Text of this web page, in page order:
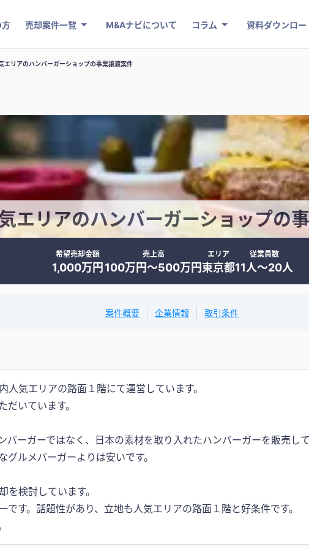
方 売却案件一覧 M&Aナビについて コラム 資料ダウンロー
エリアのハンバーガーショップの事業譲渡案件
エリアのハンバーガーショップの
希望売却金額
1,000万円
売上高
100万円〜500万円
エリア
東京都
従業員数
11人〜20人
案件概要 企業情報 取引条件
気エリアの路面１階にて運営しています。
いています。
バーガーではなく、日本の素材を取り入れたハンバーガーを販売して
ルメバーガーよりは安いです。
検討しています。
す。話題性があり、立地も人気エリアの路面１階と好条件です。